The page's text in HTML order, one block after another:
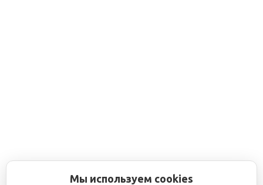
Мы используем cookies